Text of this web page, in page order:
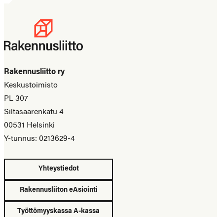
Rakennusliitto ry
Keskustoimisto
PL 307
Siltasaarenkatu 4
00531 Helsinki
Y-tunnus: 0213629-4
Yhteystiedot
Rakennusliiton eAsiointi
Työttömyyskassa A-kassa